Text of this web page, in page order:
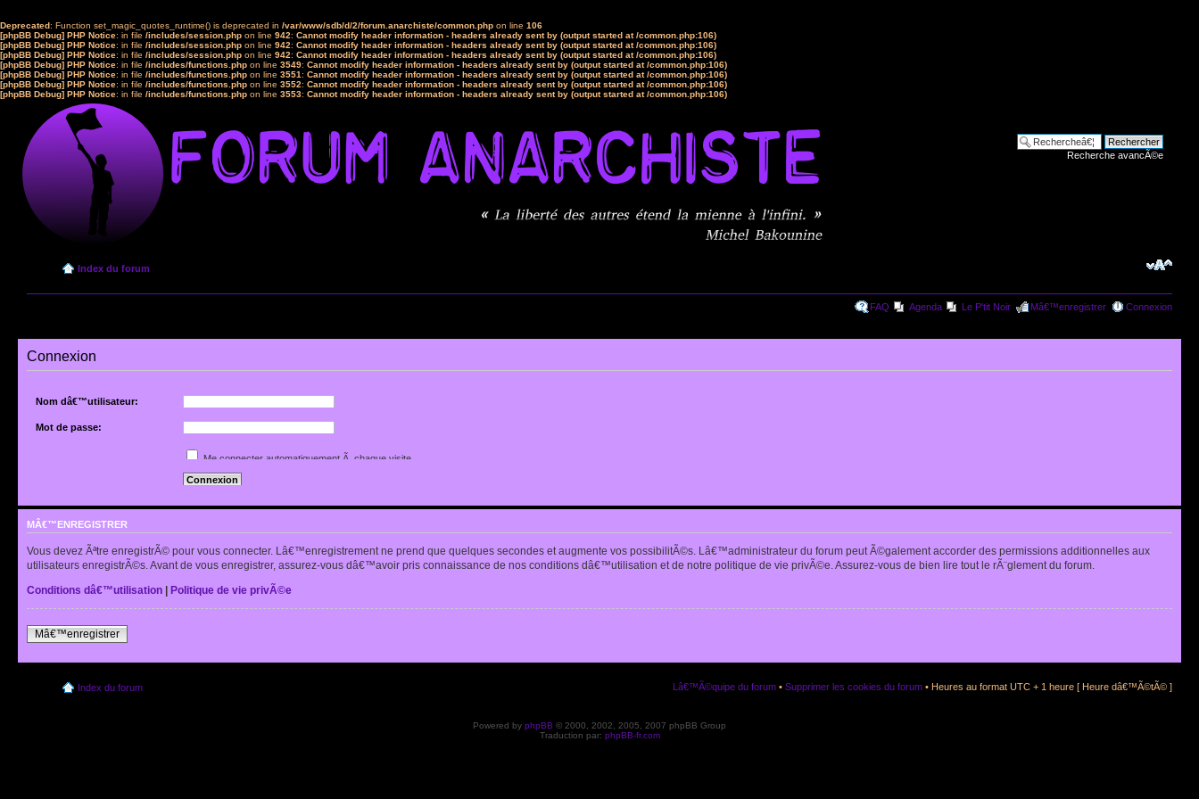
Deprecated: Function set_magic_quotes_runtime() is deprecated in /var/www/sdb/d/2/forum.anarchiste/common.php on line 106
[phpBB Debug] PHP Notice: in file /includes/session.php on line 942: Cannot modify header information - headers already sent by (output started at /common.php:106)
[phpBB Debug] PHP Notice: in file /includes/session.php on line 942: Cannot modify header information - headers already sent by (output started at /common.php:106)
[phpBB Debug] PHP Notice: in file /includes/session.php on line 942: Cannot modify header information - headers already sent by (output started at /common.php:106)
[phpBB Debug] PHP Notice: in file /includes/functions.php on line 3549: Cannot modify header information - headers already sent by (output started at /common.php:106)
[phpBB Debug] PHP Notice: in file /includes/functions.php on line 3551: Cannot modify header information - headers already sent by (output started at /common.php:106)
[phpBB Debug] PHP Notice: in file /includes/functions.php on line 3552: Cannot modify header information - headers already sent by (output started at /common.php:106)
[phpBB Debug] PHP Notice: in file /includes/functions.php on line 3553: Cannot modify header information - headers already sent by (output started at /common.php:106)
Recherche avancÃ©e
Index du forum
FAQ Agenda Le P'tit Noir Mâ€™enregistrer Connexion
Connexion
Nom dâ€™utilisateur:
Mot de passe:
Renvoyer lâ€™e-mail de confirmation
Me connecter automatiquement Ã chaque visite
Cacher mon statut en ligne pour cette session
MÂ€™ENREGISTRER
Vous devez Ãªtre enregistrÃ© pour vous connecter. Lâ€™enregistrement ne prend que quelques secondes et augmente vos possibilitÃ©s. Lâ€™administrateur du forum peut Ã©galement accorder des permissions additionnelles aux
utilisateurs enregistrÃ©s. Avant de vous enregistrer, assurez-vous dâ€™avoir pris connaissance de nos conditions dâ€™utilisation et de notre politique de vie privÃ©e. Assurez-vous de bien lire tout le rÃ¨glement du forum.
Conditions dâ€™utilisation
Politique de vie privÃ©e
Mâ€™enregistrer
Index du forum Lâ€™Ã©quipe du forum • Supprimer les cookies du forum • Heures au format UTC + 1 heure [ Heure dâ€™Ã©tÃ© ]
Powered by phpBB © 2000, 2002, 2005, 2007 phpBB Group
Traduction par: phpBB-fr.com